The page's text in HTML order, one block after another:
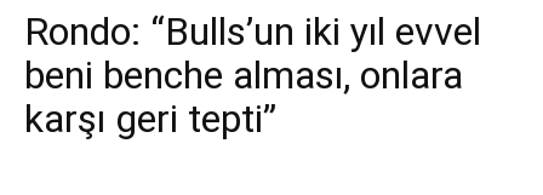
Rondo: “Bulls’un iki yıl evvel
beni benche alması, onlara
karşı geri tepti”